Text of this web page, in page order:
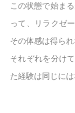
この状態で始ま
って、リラクゼ
その体感は得られ
それぞれを分け
た経験は同じに